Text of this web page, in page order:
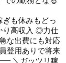
みもどっ
り高収入 ◎力仕
な出費にも対応
登用ありで将来
ガッツリ稼